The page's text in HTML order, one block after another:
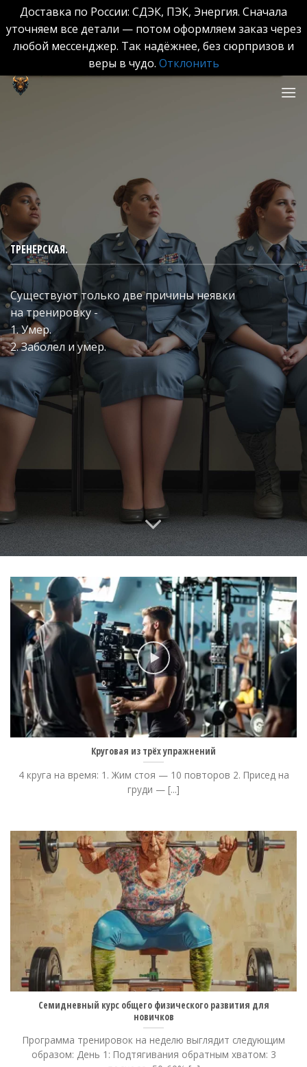
Доставка по России: СДЭК, ПЭК, Энергия. Сначала
уточняем все детали — потом оформляем заказ через
любой мессенджер. Так надёжнее, без сюрпризов и
веры в чудо. Отклонить
Skip
ТРЕНЕРСКАЯ.
Существуют только две причины неявки
на тренировку -
1. Умер.
2. Заболел и умер.
Круговая из трёх упражнений
4 круга на время: 1. Жим стоя — 10 повторов 2. Присед на
груди — [...]
Семидневный курс общего физического развития для
новичков
Программа тренировок на неделю выглядит следующим
образом: День 1: Подтягивания обратным хватом: 3